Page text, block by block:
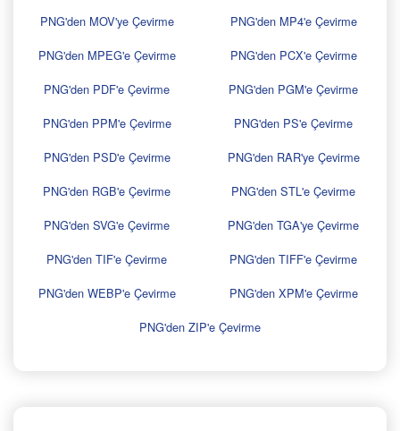
PNG'den MOV'ye Çevirme
PNG'den MP4'e Çevirme
PNG'den MPEG'e Çevirme
PNG'den PCX'e Çevirme
PNG'den PDF'e Çevirme
PNG'den PGM'e Çevirme
PNG'den PPM'e Çevirme
PNG'den PS'e Çevirme
PNG'den PSD'e Çevirme
PNG'den RAR'ye Çevirme
PNG'den RGB'e Çevirme
PNG'den STL'e Çevirme
PNG'den SVG'e Çevirme
PNG'den TGA'ye Çevirme
PNG'den TIF'e Çevirme
PNG'den TIFF'e Çevirme
PNG'den WEBP'e Çevirme
PNG'den XPM'e Çevirme
PNG'den ZIP'e Çevirme